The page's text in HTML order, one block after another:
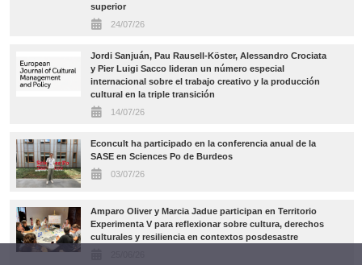
superior
24/07/26
Jordi Sanjuán, Pau Rausell-Köster, Alessandro Crociata
y Pier Luigi Sacco lideran un número especial
internacional sobre el trabajo creativo y la producción
cultural en la triple transición
14/07/26
Econcult ha participado en la conferencia anual de la
SASE en Sciences Po de Burdeos
03/07/26
Amparo Oliver y Marcia Jadue participan en Territorio
Experimenta V para reflexionar sobre cultura, derechos
culturales y resiliencia en contextos posdesastre